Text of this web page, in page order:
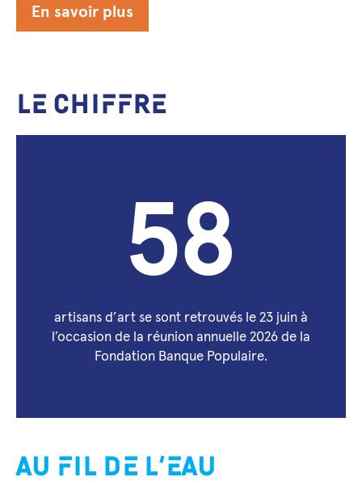
En savoir plus
LE CHIFFRE
58
artisans d’art se sont retrouvés le 23 juin à
l’occasion de la réunion annuelle 2026 de la
Fondation Banque Populaire.
AU FIL DE L’EAU